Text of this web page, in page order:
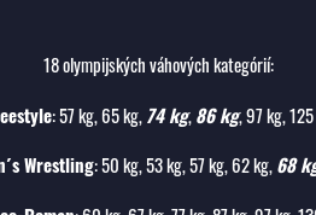
18 olympijských váhových kategórií:
: 57 kg, 65 kg,74 kg,86 kg, 97 kg,
Wrestling: 50 kg, 53 kg, 57 kg, 62 kg,68